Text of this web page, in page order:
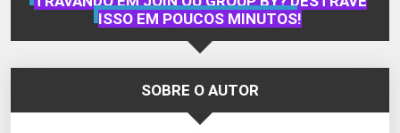
ISSO EM POUCOS MINUTOS!
SOBRE O AUTOR